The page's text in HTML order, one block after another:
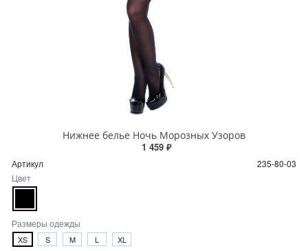
Нижнее белье Ночь Морозных Узоров
1 459 ₽
Артикул
235-80-03
Цвет
Размеры одежды
XS S M L XL